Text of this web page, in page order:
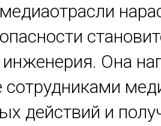
Она
сотрудниками
действий и